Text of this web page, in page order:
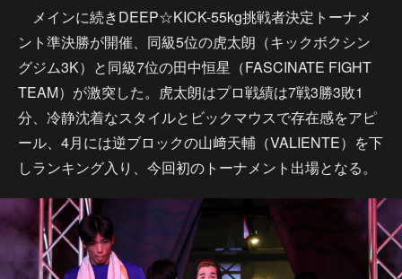
メインに続きDEEP☆KICK-55kg挑戦者決定トーナメ
ント準決勝が開催、同級5位の虎太朗（キックボクシン
グジム3K）と同級7位の田中恒星（FASCINATE FIGHT
TEAM）が激突した。虎太朗はプロ戦績は7戦3勝3敗1
分、冷静沈着なスタイルとビックマウスで存在感をアピ
ール、4月には逆ブロックの山﨑天輔（VALIENTE）を下
しランキング入り、今回初のトーナメント出場となる。